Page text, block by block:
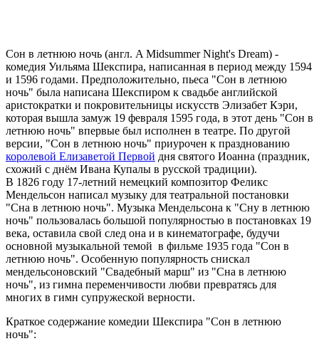
Сон в летнюю ночь (англ. A Midsummer Night's Dream) -
комедия Уильяма Шекспира, написанная в период между 1594
и 1596 годами. Предположительно, пьеса "Сон в летнюю
ночь" была написана Шекспиром к свадьбе английской
аристократки и покровительницы искусств Элизабет Кэри,
которая вышла замуж 19 февраля 1595 года, в этот день "Сон в
летнюю ночь" впервые был исполнен в театре. По другой
версии, "Сон в летнюю ночь" приурочен к празднованию
королевой Елизаветой Первой дня святого Иоанна (праздник,
схожий с днём Ивана Купалы в русской традиции).
В 1826 году 17-летний немецкий композитор Феликс
Мендельсон написал музыку для театральной постановки
"Сна в летнюю ночь". Музыка Мендельсона к "Сну в летнюю
ночь" пользовалась большой популярностью в постановках 19
века, оставила свой след она и в кинематографе, будучи
основной музыкальной темой в фильме 1935 года "Сон в
летнюю ночь". Особенную популярность снискал
мендельсоновский "Свадебный марш" из "Сна в летнюю
ночь", из гимна переменчивости любви превратясь для
многих в гимн супружеской верности.
Краткое содержание комедии Шекспира "Сон в летнюю
ночь":